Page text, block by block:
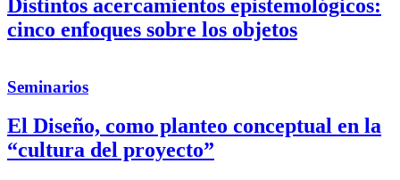
Distintos acercamientos epistemológicos:
cinco enfoques sobre los objetos
Seminarios
El Diseño, como planteo conceptual en la
“cultura del proyecto”